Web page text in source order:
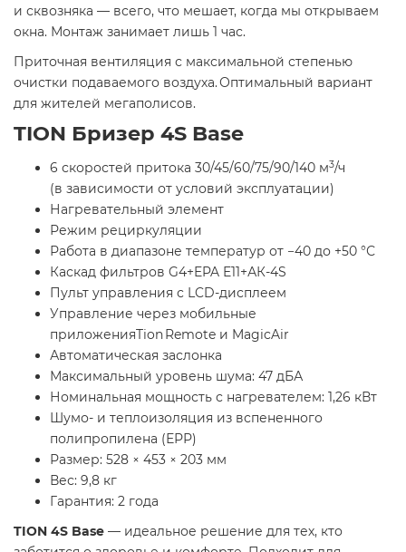
и сквозняка — всего, что мешает, когда мы открываем
окна. Монтаж занимает лишь 1 час.
Приточная вентиляция с максимальной степенью
очистки подаваемого воздуха. Оптимальный вариант
для жителей мегаполисов.
TION Бризер 4S Base
6 скоростей притока 30/45/60/75/90/140 м3/ч
(в зависимости от условий эксплуатации)
Нагревательный элемент
Режим рециркуляции
Работа в диапазоне температур от −40 до +50 °С
Каскад фильтров G4+EPA E11+АК-4S
Пульт управления с LCD-дисплеем
Управление через мобильные
приложенияTion Remote и MagicAir
Автоматическая заслонка
Максимальный уровень шума: 47 дБА
Номинальная мощность с нагревателем: 1,26 кВт
Шумо- и теплоизоляция из вспененного
полипропилена (ЕРР)
Размер: 528 × 453 × 203 мм
Вес: 9,8 кг
Гарантия: 2 года
TION 4S Base — идеальное решение для тех, кто